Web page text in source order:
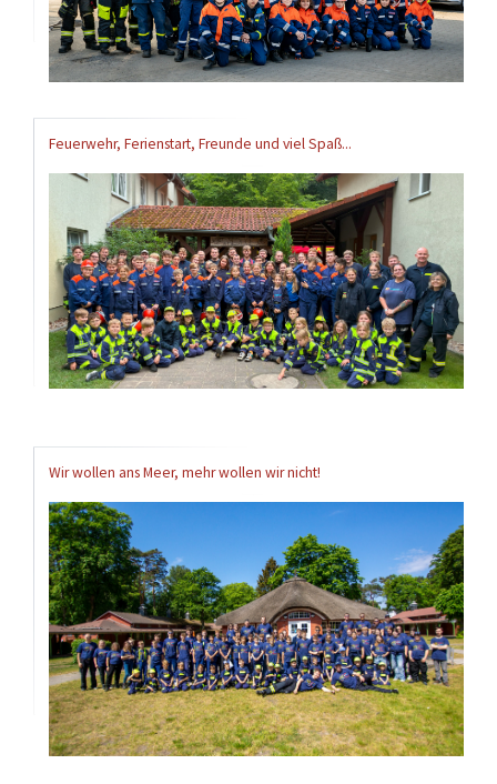
Feuerwehr, Ferienstart, Freunde und viel Spaß...
Wir wollen ans Meer, mehr wollen wir nicht!